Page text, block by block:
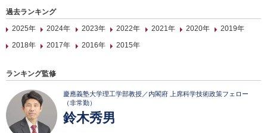
過去ランキング
2025年
2024年 2023年 2022年 2021年 2020年
2019年
2018年
2017年 2016年 2015年
ランキング監修
慶應義塾大学理工学部教授／内閣府 上席科学技術政策フェロー
（非常勤）
鈴木秀男